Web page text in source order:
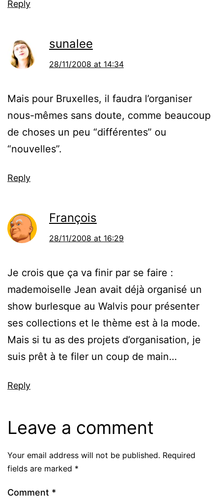
Reply
sunalee
28/11/2008 at 14:34
Mais pour Bruxelles, il faudra l’organiser
nous-mêmes sans doute, comme beaucoup
de choses un peu “différentes” ou
“nouvelles”.
Reply
François
28/11/2008 at 16:29
Je crois que ça va finir par se faire :
mademoiselle Jean avait déjà organisé un
show burlesque au Walvis pour présenter
ses collections et le thème est à la mode.
Mais si tu as des projets d’organisation, je
suis prêt à te filer un coup de main…
Reply
Leave a comment
Your email address will not be published. Required
fields are marked *
Comment *